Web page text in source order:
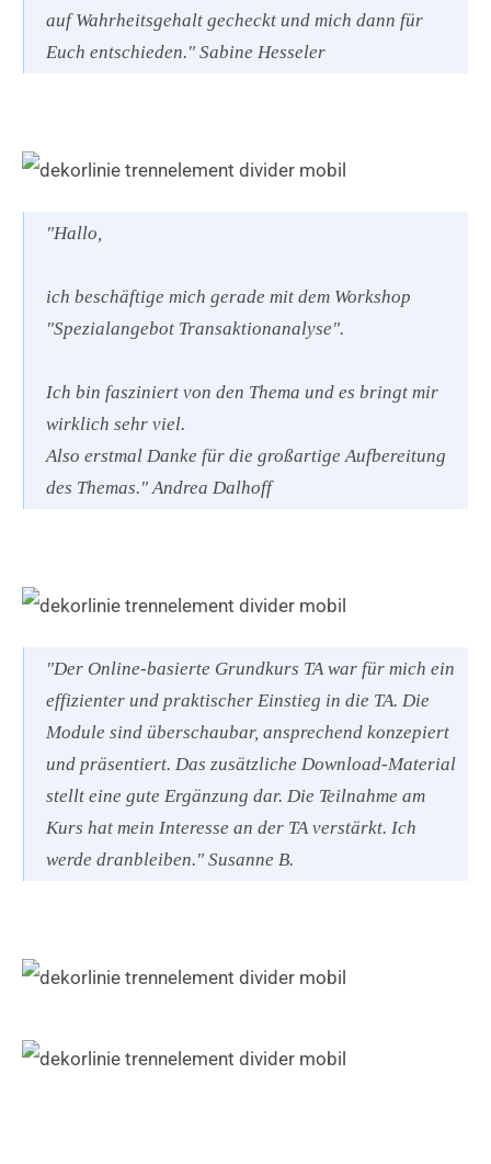
auf Wahrheitsgehalt gecheckt und mich dann für
Euch entschieden." Sabine Hesseler
"Hallo,
ich beschäftige mich gerade mit dem Workshop
"Spezialangebot Transaktionanalyse".
Ich bin fasziniert von den Thema und es bringt mir
wirklich sehr viel.
Also erstmal Danke für die großartige Aufbereitung
des Themas." Andrea Dalhoff
"Der Online-basierte Grundkurs TA war für mich ein
effizienter und praktischer Einstieg in die TA. Die
Module sind überschaubar, ansprechend konzepiert
und präsentiert. Das zusätzliche Download-Material
stellt eine gute Ergänzung dar. Die Teilnahme am
Kurs hat mein Interesse an der TA verstärkt. Ich
werde dranbleiben." Susanne B.